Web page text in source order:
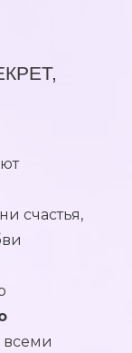
счастья,
всеми